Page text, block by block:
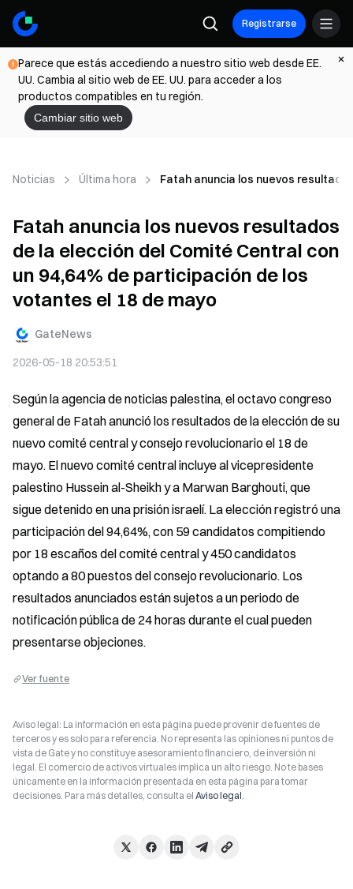
Registrarse
Parece que estás accediendo a nuestro sitio web desde EE.
UU. Cambia al sitio web de EE. UU. para acceder a los
productos compatibles en tu región.
Cambiar sitio web
Noticias Última hora Fatah anuncia los nuevos
Fatah anuncia los nuevos resultados
de la elección del Comité Central con
un 94,64% de participación de los
votantes el 18 de mayo
GateNews
2026-05-18 20:53:51
Según la agencia de noticias palestina, el octavo congreso
general de Fatah anunció los resultados de la elección de su
nuevo comité central y consejo revolucionario el 18 de
mayo. El nuevo comité central incluye al vicepresidente
palestino Hussein al-Sheikh y a Marwan Barghouti, que
sigue detenido en una prisión israelí. La elección registró una
participación del 94,64%, con 59 candidatos compitiendo
por 18 escaños del comité central y 450 candidatos
optando a 80 puestos del consejo revolucionario. Los
resultados anunciados están sujetos a un periodo de
notificación pública de 24 horas durante el cual pueden
presentarse objeciones.
Ver fuente
Aviso legal: La información en esta página puede provenir de fuentes de
terceros y es solo para referencia. No representa las opiniones ni puntos de
vista de Gate y no constituye asesoramiento financiero, de inversión ni
legal. El comercio de activos virtuales implica un alto riesgo. No te bases
únicamente en la información presentada en esta página para tomar
decisiones. Para más detalles, consulta el Aviso legal.